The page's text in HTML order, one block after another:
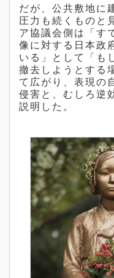
だが、公共敷地に
圧力も続くものと
ア協議会側は「す
像に対する日本政
いる」として「も
撤去しようとする
て広がり、表現の
侵害と、むしろ逆
説明した。